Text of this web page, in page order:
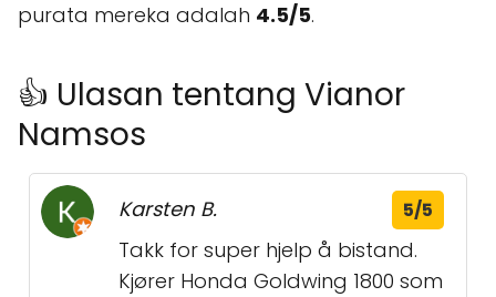
purata mereka adalah 4.5/5.
👍 Ulasan tentang Vianor
Namsos
Karsten B. 5/5
Takk for super hjelp å bistand.
Kjører Honda Goldwing 1800 som